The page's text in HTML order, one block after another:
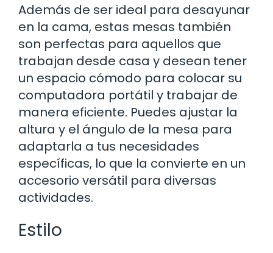
Además de ser ideal para desayunar
en la cama, estas mesas también
son perfectas para aquellos que
trabajan desde casa y desean tener
un espacio cómodo para colocar su
computadora portátil y trabajar de
manera eficiente. Puedes ajustar la
altura y el ángulo de la mesa para
adaptarla a tus necesidades
específicas, lo que la convierte en un
accesorio versátil para diversas
actividades.
Estilo